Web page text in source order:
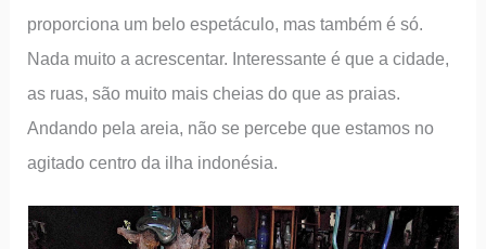
proporciona um belo espetáculo, mas também é só.
Nada muito a acrescentar. Interessante é que a cidade,
as ruas, são muito mais cheias do que as praias.
Andando pela areia, não se percebe que estamos no
agitado centro da ilha indonésia.